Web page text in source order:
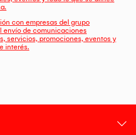
con empresas del grupo
envío de comunicaciones
servicios, promociones, eventos y
interés.